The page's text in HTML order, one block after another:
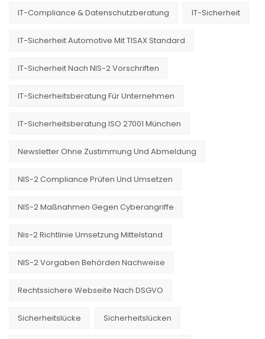
IT-Compliance & Datenschutzberatung IT-Sicherheit
IT-Sicherheit Automotive Mit TISAX Standard
IT-Sicherheit Nach NIS-2 Vorschriften
IT-Sicherheitsberatung Für Unternehmen
IT-Sicherheitsberatung ISO 27001 München
Newsletter Ohne Zustimmung Und Abmeldung
NIS-2 Compliance Prüfen Und Umsetzen
NIS-2 Maßnahmen Gegen Cyberangriffe
Nis-2 Richtlinie Umsetzung Mittelstand
NIS-2 Vorgaben Behörden Nachweise
Rechtssichere Webseite Nach DSGVO
Sicherheitslücke Sicherheitslücken